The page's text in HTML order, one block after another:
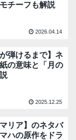
チーフも解説
2026.04.14
弾けるまで】ネ
の意味と「月の
2025.12.25
リア】のネタバ
ハの原作をドラ